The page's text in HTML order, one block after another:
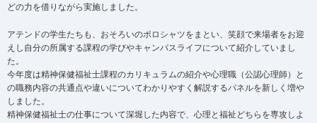
どの力を借りながら実施しました。
アテンドの学生たちも、おそろいのポロシャツをまとい、笑顔で来場者をお迎
えし自分の所属する課程の学びやキャンパスライフについて紹介していまし
た。
今年度は精神保健福祉士課程のカリキュラムの紹介や心理職（公認心理師）と
の職務内容の共通点や違いについてわかりやすく解説するパネルを新しく増や
しました。
精神保健福祉士の仕事について深堀した内容で、心理と福祉どちらを専攻しよ